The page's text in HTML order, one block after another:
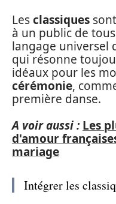
Lesclassiques
à un public de
langage universel
qui résonne
idéaux pour les
cérémonie,
première danse.
A voir aussi : Les
d'amour
mariage
Intégrer les